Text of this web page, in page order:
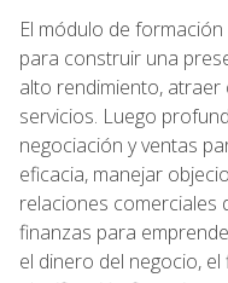
El módulo de
para construir una
alto rendimiento,
servicios. Luego
negociación y ventas
eficacia, manejar
relaciones comerciales
finanzas para
el dinero del negocio,